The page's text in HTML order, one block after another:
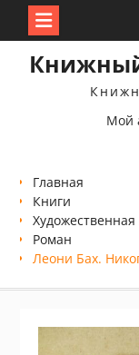
Мой
Главная
Книги
Роман
Леони Бах.